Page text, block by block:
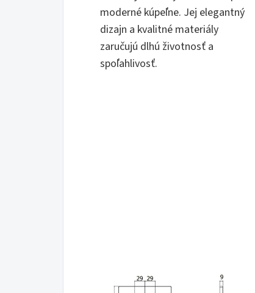
moderné kúpeľne. Jej elegantný
dizajn a kvalitné materiály
zaručujú dlhú životnosť a
spoľahlivosť.